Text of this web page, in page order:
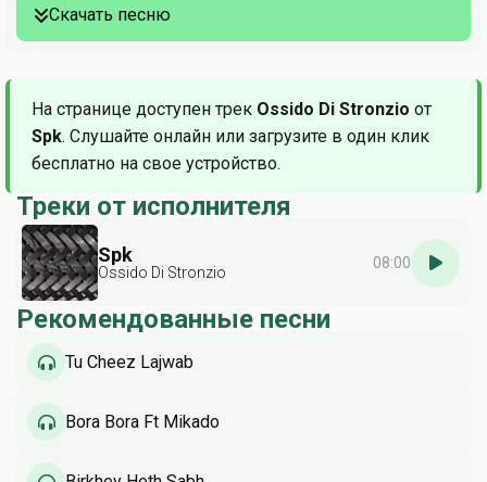
Скачать песню
На странице доступен трек Ossido Di Stronzio от
Spk. Слушайте онлайн или загрузите в один клик
бесплатно на свое устройство.
Треки от исполнителя
Spk
Ossido Di Stronzio
08:00
Рекомендованные песни
Tu Cheez Lajwab
Bora Bora Ft Mikado